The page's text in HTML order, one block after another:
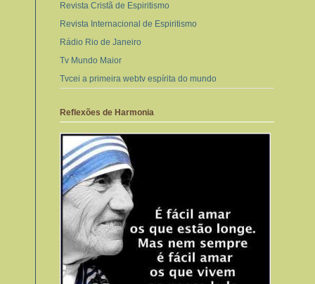
Revista Cristã de Espiritismo
Revista Internacional de Espiritismo
Rádio Rio de Janeiro
Tv Mundo Maior
Tvcei a primeira webtv espírita do mundo
Reflexões de Harmonia